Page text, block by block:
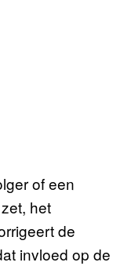
of een
het
de
invloed op de